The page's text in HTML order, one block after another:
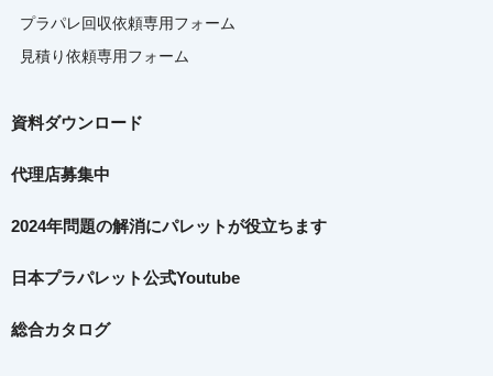
プラパレ回収依頼専用フォーム
見積り依頼専用フォーム
資料ダウンロード
代理店募集中
2024年問題の解消にパレットが役立ちます
日本プラパレット公式Youtube
総合カタログ